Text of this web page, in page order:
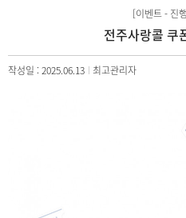
[이벤트 - 진
전주사랑콜 쿠
작성일 : 2025.06.13 최고관리자